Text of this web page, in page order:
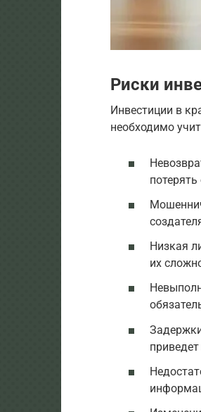
Риски
Инвестиции в
необходимо
Низкая
их